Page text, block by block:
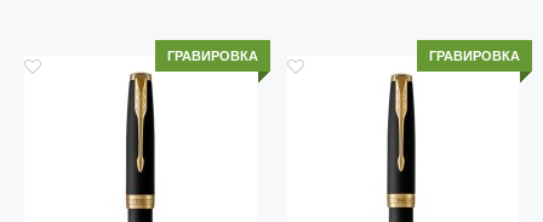
ГРАВИРОВКА ГРАВИРОВКА